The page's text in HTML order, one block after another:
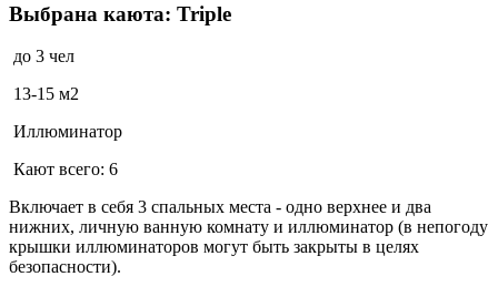
Выбрана каюта: Triple
до 3 чел
13-15 м2
Иллюминатор
Кают всего: 6
Включает в себя 3 спальных места - одно верхнее и два
нижних, личную ванную комнату и иллюминатор (в непогоду
крышки иллюминаторов могут быть закрыты в целях
безопасности).